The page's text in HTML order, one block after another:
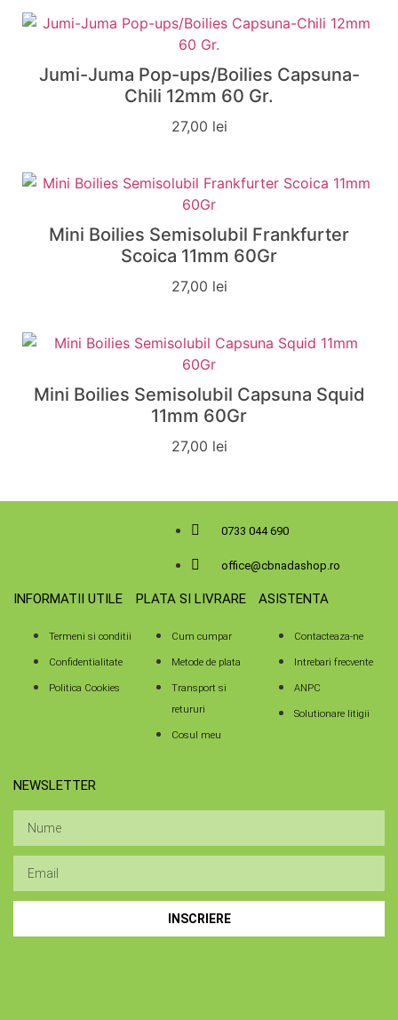
Jumi-Juma Pop-ups/Boilies Capsuna-
Chili 12mm 60 Gr.
27,00 lei
Mini Boilies Semisolubil Frankfurter
Scoica 11mm 60Gr
27,00 lei
Mini Boilies Semisolubil Capsuna Squid
11mm 60Gr
27,00 lei
0733 044 690
office@cbnadashop.ro
INFORMATII UTILE
Termeni si conditii
Confidentialitate
Politica Cookies
PLATA SI LIVRARE
Cum cumpar
Metode de plata
Transport si
retururi
Cosul meu
ASISTENTA
Contacteaza-ne
Intrebari frecvente
ANPC
Solutionare litigii
NEWSLETTER
INSCRIERE